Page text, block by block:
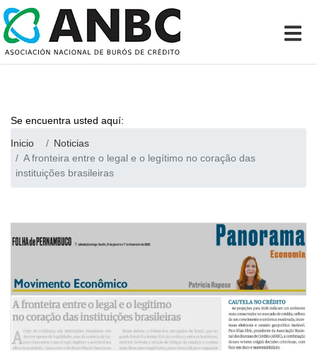
Se encuentra usted aquí:
Inicio
Noticias
A fronteira entre o legal e o legítimo no coração das
instituições brasileiras